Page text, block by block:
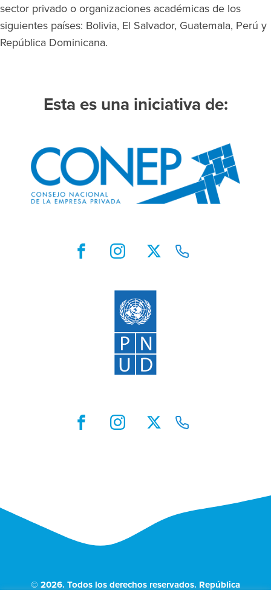
sector privado o organizaciones académicas de los
siguientes países: Bolivia, El Salvador, Guatemala, Perú y
República Dominicana.
Esta es una iniciativa de:
© 2026. Todos los derechos reservados. República